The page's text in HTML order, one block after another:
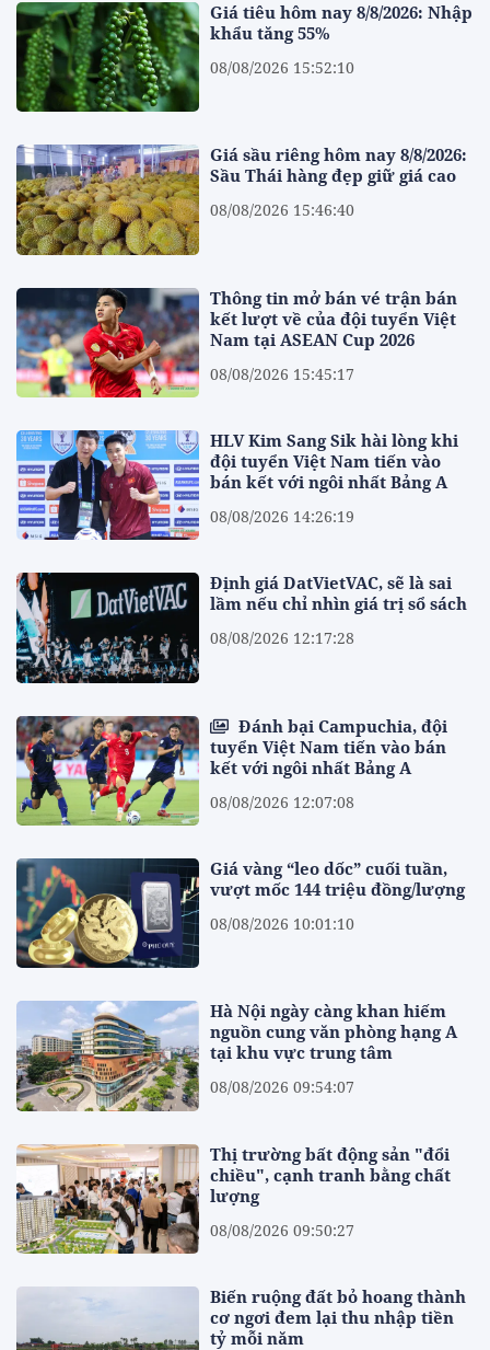
Giá tiêu hôm nay 8/8/2026: Nhập
khẩu tăng 55%
08/08/2026 15:52:10
Giá sầu riêng hôm nay 8/8/2026:
Sầu Thái hàng đẹp giữ giá cao
08/08/2026 15:46:40
Thông tin mở bán vé trận bán
kết lượt về của đội tuyển Việt
Nam tại ASEAN Cup 2026
08/08/2026 15:45:17
HLV Kim Sang Sik hài lòng khi
đội tuyển Việt Nam tiến vào
bán kết với ngôi nhất Bảng A
08/08/2026 14:26:19
Định giá DatVietVAC, sẽ là sai
lầm nếu chỉ nhìn giá trị sổ sách
08/08/2026 12:17:28
Đánh bại Campuchia, đội
tuyển Việt Nam tiến vào bán
kết với ngôi nhất Bảng A
08/08/2026 12:07:08
Giá vàng “leo dốc” cuối tuần,
vượt mốc 144 triệu đồng/lượng
08/08/2026 10:01:10
Hà Nội ngày càng khan hiếm
nguồn cung văn phòng hạng A
tại khu vực trung tâm
08/08/2026 09:54:07
Thị trường bất động sản "đổi
chiều", cạnh tranh bằng chất
lượng
08/08/2026 09:50:27
Biến ruộng đất bỏ hoang thành
cơ ngơi đem lại thu nhập tiền
tỷ mỗi năm